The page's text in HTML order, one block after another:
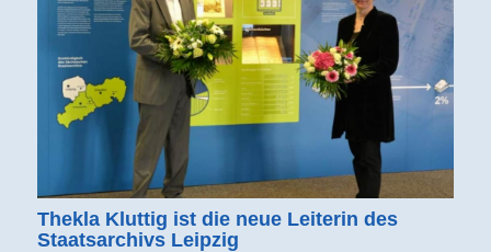
Thekla Kluttig ist die neue Leiterin des
Staatsarchivs Leipzig